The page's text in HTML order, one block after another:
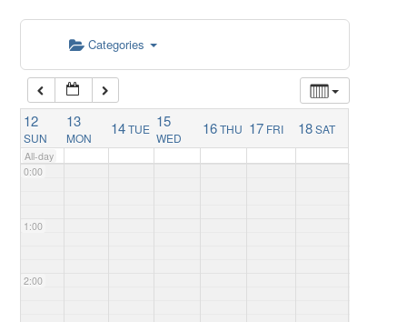
Categories
12
SUN
13
MON
14TUE 15
WED
16THU 17 FRI 18SAT
All-day
0:00
1:00
2:00